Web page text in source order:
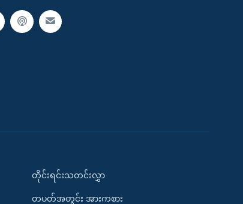
တိုင်းရင်းသတင်းလွှာ
တပတ်အတွင်း အားကစား